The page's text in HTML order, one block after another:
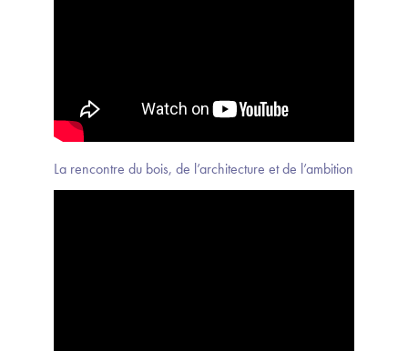
La rencontre du bois, de l’architecture et de l’ambition